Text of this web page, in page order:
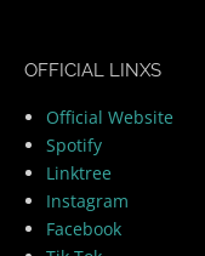
OFFICIAL LINXS
Official Website
Spotify
Linktree
Instagram
Facebook